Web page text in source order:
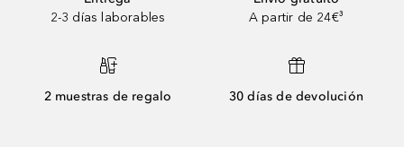
2-3 días laborables
A partir de 24€³
2 muestras de regalo 30 días de devolución